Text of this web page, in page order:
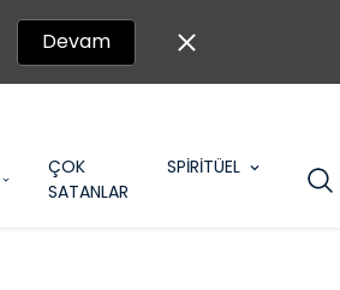
Devam
ÇOK
SATANLAR
SPİRİTÜEL